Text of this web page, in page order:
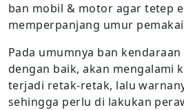
ban mobil & motor agar tetep
memperpanjang umur
Pada umumnya ban
dengan baik, akan mengalami
terjadi retak-retak, lalu
sehingga perlu di lakukan